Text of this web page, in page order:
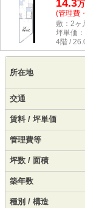
14.3万
(管理費
敷：2ヶ
坪単価：
4階 /
所在地
交通
賃料 / 坪単価
管理費等
坪数 / 面積
築年数
種別 / 構造